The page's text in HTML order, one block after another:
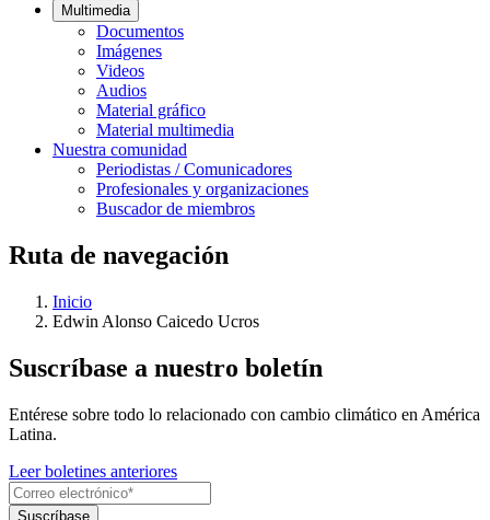
Multimedia
Documentos
Imágenes
Videos
Audios
Material gráfico
Material multimedia
Nuestra comunidad
Periodistas / Comunicadores
Profesionales y organizaciones
Buscador de miembros
Ruta de navegación
Inicio
Edwin Alonso Caicedo Ucros
Suscríbase a nuestro boletín
Entérese sobre todo lo relacionado con cambio climático en América
Latina.
Leer boletines anteriores